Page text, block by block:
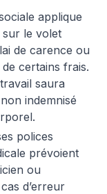
applique
sur le volet
de carence ou
certains frais.
saura
indemnisé
polices
prévoient
ou
d’erreur